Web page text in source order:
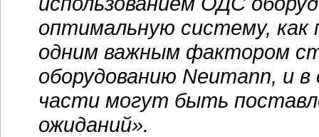
оптимальную систему,
одним важным фактором
оборудованию Neumann, и
части могут быть
ожиданий».